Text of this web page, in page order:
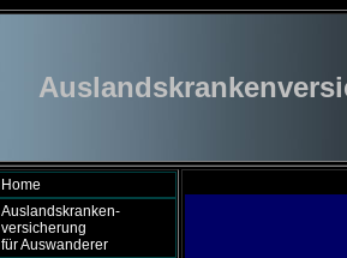
Home
Auslandskranken-
versicherung
für Auswanderer